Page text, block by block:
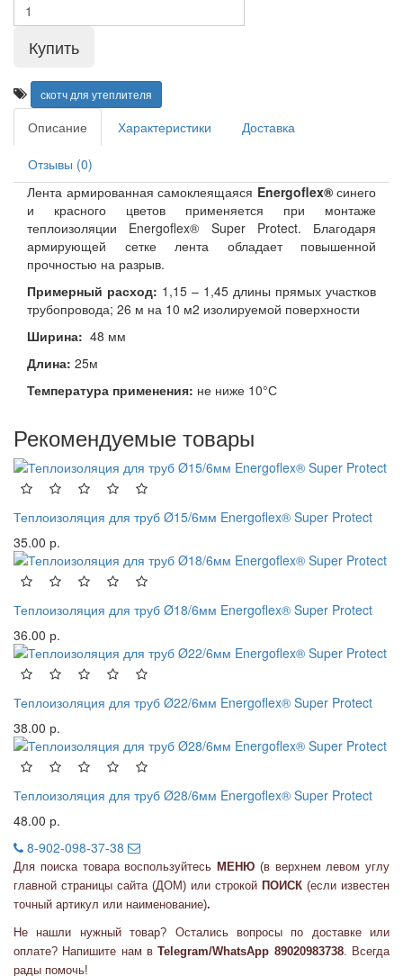
скотч для утеплителя
Описание Характеристики Доставка
Отзывы (0)
Лента армированная самоклеящаяся Energoflex®синего
и красного цветов применяется при монтаже
теплоизоляции Energoflex® Super Protect. Благодаря
армирующей сетке лента обладает повышенной
прочностью на разрыв.
Примерный расход: 1,15 – 1,45 длины прямых участков
трубопровода; 26 м на 10 м2 изолируемой поверхности
Ширина: 48 мм
Длина: 25м
Температура применения: не ниже 10°С
Рекомендуемые товары
Теплоизоляция для труб Ø15/6мм Energoflex® Super Protect
35.00 р.
Теплоизоляция для труб Ø18/6мм Energoflex® Super Protect
36.00 р.
Теплоизоляция для труб Ø22/6мм Energoflex® Super Protect
38.00 р.
Теплоизоляция для труб Ø28/6мм Energoflex® Super Protect
48.00 р.
8-902-098-37-38
Для поиска товара воспользуйтесь МЕНЮ (в верхнем левом углу
главной страницы сайта (ДОМ) или строкой ПОИСК (если известен
точный артикул или наименование).
Не нашли нужный товар? Остались вопросы по доставке или
оплате? Напишите нам вTelegram/WhatsApp 89020983738. Всегда
рады помочь!